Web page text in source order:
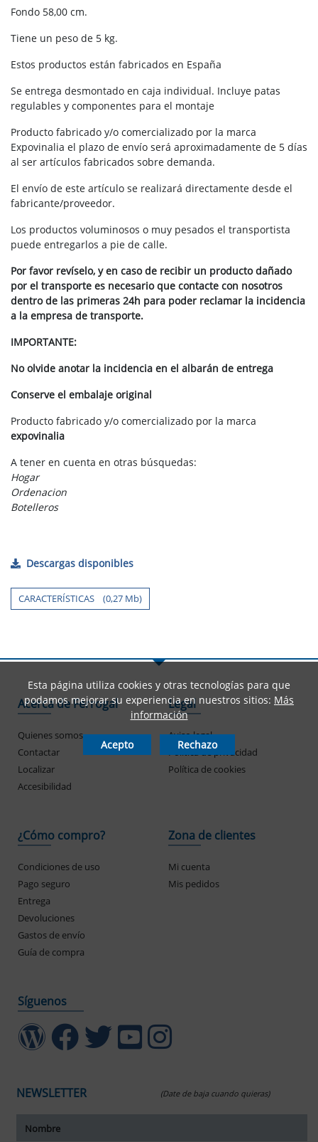
Fondo 58,00 cm.
Tiene un peso de 5 kg.
Estos productos están fabricados en España
Se entrega desmontado en caja individual. Incluye patas
regulables y componentes para el montaje
Producto fabricado y/o comercializado por la marca
Expovinalia el plazo de envío será aproximadamente de 5 días
al ser artículos fabricados sobre demanda.
El envío de este artículo se realizará directamente desde el
fabricante/proveedor.
Los productos voluminosos o muy pesados el transportista
puede entregarlos a pie de calle.
Por favor revíselo, y en caso de recibir un producto dañado
por el transporte es necesario que contacte con nosotros
dentro de las primeras 24h para poder reclamar la incidencia
a la empresa de transporte.
IMPORTANTE:
No olvide anotar la incidencia en el albarán de entrega
Conserve el embalaje original
Producto fabricado y/o comercializado por la marca
expovinalia
A tener en cuenta en otras búsquedas:
Hogar
Ordenacion
Botelleros
Descargas disponibles
CARACTERÍSTICAS (0,27 Mb)
Acerca de Ferrogal
Quienes somos
Contactar
Localizar
Accesibilidad
Legal
Aviso legal
Política de privacidad
Política de cookies
¿Cómo compro?
Condiciones de uso
Pago seguro
Entrega
Devoluciones
Gastos de envío
Guía de compra
Zona de clientes
Mi cuenta
Mis pedidos
Síguenos
NEWSLETTER (Date de baja cuando quieras)
Esta página utiliza cookies y otras tecnologías para que
podamos mejorar su experiencia en nuestros sitios: Más
información
Acepto Rechazo
tamaño del texto